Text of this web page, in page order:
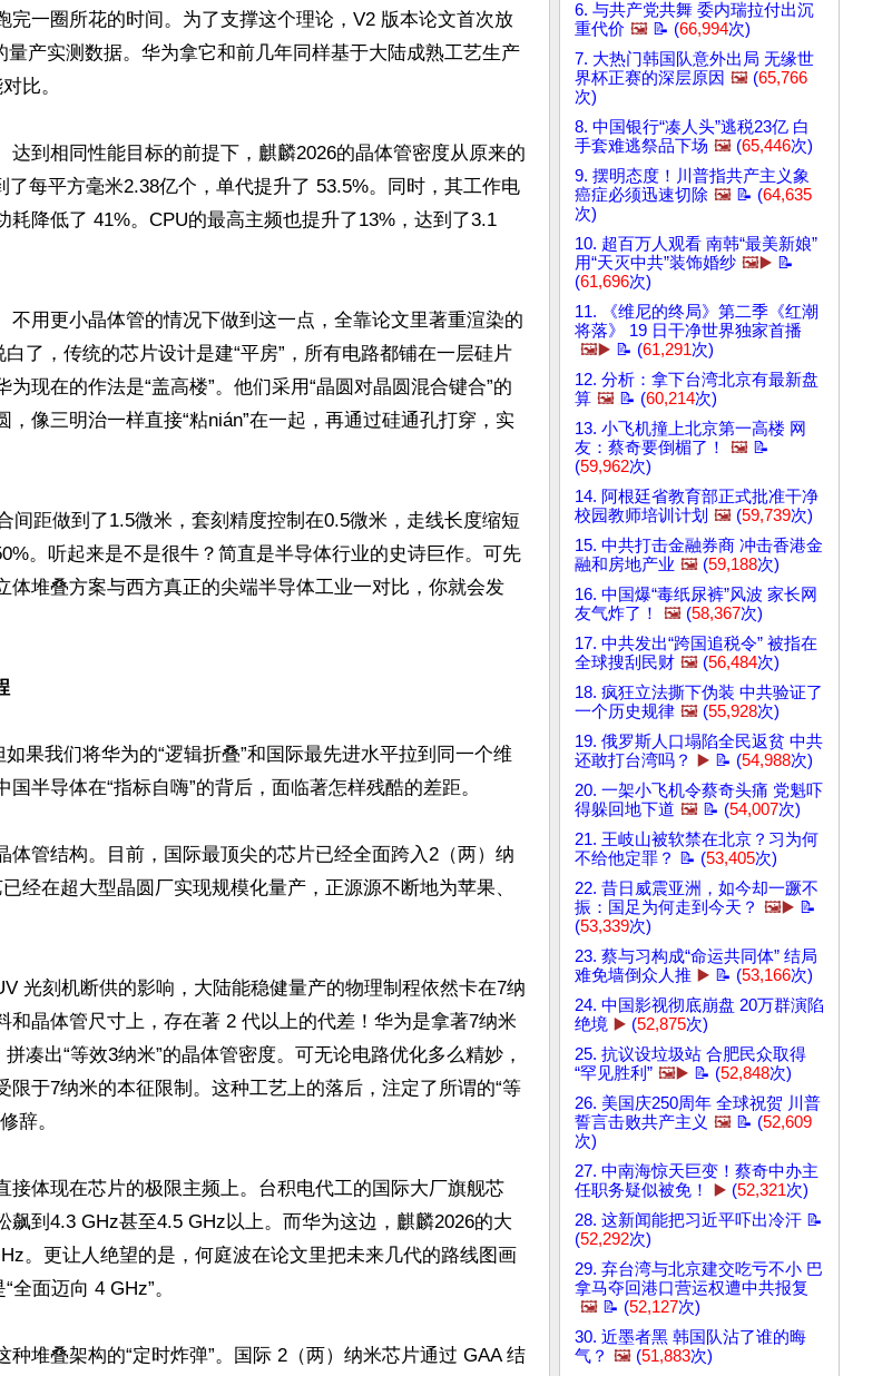
完一圈所花的时间。为了支撑这个理论，V2 版本论文首次放
量产实测数据。华为拿它和前几年同样基于大陆成熟工艺生产
比。
到相同性能目标的前提下，麒麟2026的晶体管密度从原来的
了每平方毫米2.38亿个，单代提升了 53.5%。同时，其工作电
耗降低了 41%。CPU的最高主频也提升了13%，达到了3.1
不用更小晶体管的情况下做到这一点，全靠论文里著重渲染的
了，传统的芯片设计是建“平房”，所有电路都铺在一层硅片
现在的作法是“盖高楼”。他们采用“晶圆对晶圆混合键合”的
，像三明治一样直接“粘nián”在一起，再通过硅通孔打穿，实
间距做到了1.5微米，套刻精度控制在0.5微米，走线长度缩短
。听起来是不是很牛？简直是半导体行业的史诗巨作。可先
体堆叠方案与西方真正的尖端半导体工业一对比，你就会发
果我们将华为的“逻辑折叠”和国际最先进水平拉到同一个维
半导体在“指标自嗨”的背后，面临著怎样残酷的差距。
体管结构。目前，国际最顶尖的芯片已经全面跨入2（两）纳
经在超大型晶圆厂实现规模化量产，正源源不断地为苹果、
光刻机断供的影响，大陆能稳健量产的物理制程依然卡在7纳
和晶体管尺寸上，存在著 2 代以上的代差！华为是拿著7纳米
凑出“等效3纳米”的晶体管密度。可无论电路优化多么精妙，
限于7纳米的本征限制。这种工艺上的落后，注定了所谓的“等
辞。
接体现在芯片的极限主频上。台积电代工的国际大厂旗舰芯
飙到4.3 GHz甚至4.5 GHz以上。而华为这边，麒麟2026的大
。更让人绝望的是，何庭波在论文里把未来几代的路线图画
面迈向 4 GHz”。
种堆叠架构的“定时炸弹”。国际 2（两）纳米芯片通过 GAA 结
6. 与共产党共舞 委内瑞拉付出沉
重代价 🖼️ 📝 (66,994次)
7. 大热门韩国队意外出局 无缘世
界杯正赛的深层原因 🖼️ (65,766
次)
8. 中国银行“凑人头”逃税23亿 白
手套难逃祭品下场 🖼️ (65,446次)
9. 摆明态度！川普指共产主义象
癌症必须迅速切除 🖼️ 📝 (64,635
次)
10. 超百万人观看 南韩“最美新娘”
用“天灭中共”装饰婚纱 🖼️▶️ 📝
(61,696次)
11. 《维尼的终局》第二季《红潮
将落》 19 日干净世界独家首播
🖼️▶️ 📝 (61,291次)
12. 分析：拿下台湾北京有最新盘
算 🖼️ 📝 (60,214次)
13. 小飞机撞上北京第一高楼 网
友：蔡奇要倒楣了！
🖼️ 📝
(59,962次)
14. 阿根廷省教育部正式批准干净
校园教师培训计划 🖼️ (59,739次)
15. 中共打击金融券商 冲击香港金
融和房地产业 🖼️ (59,188次)
16. 中国爆“毒纸尿裤”风波 家长网
友气炸了！
🖼️ (58,367次)
17. 中共发出“跨国追税令” 被指在
全球搜刮民财 🖼️ (56,484次)
18. 疯狂立法撕下伪装 中共验证了
一个历史规律 🖼️ (55,928次)
19. 俄罗斯人口塌陷全民返贫 中共
还敢打台湾吗？
▶️ 📝 (54,988次)
20. 一架小飞机令蔡奇头痛 党魁吓
得躲回地下道 🖼️ 📝 (54,007次)
21. 王岐山被软禁在北京？习为何
不给他定罪？ 📝 (53,405次)
22. 昔日威震亚洲，如今却一蹶不
振：国足为何走到今天？ 🖼️▶️ 📝
(53,339次)
23. 蔡与习构成“命运共同体” 结局
难免墙倒众人推 ▶️ 📝 (53,166次)
24. 中国影视彻底崩盘 20万群演陷
绝境 ▶️ (52,875次)
25. 抗议设垃圾站 合肥民众取得
“罕见胜利” 🖼️▶️ 📝 (52,848次)
26. 美国庆250周年 全球祝贺 川普
誓言击败共产主义 🖼️ 📝 (52,609
次)
27. 中南海惊天巨变！蔡奇中办主
任职务疑似被免！
▶️ (52,321次)
28. 这新闻能把习近平吓出冷汗 📝
(52,292次)
29. 弃台湾与北京建交吃亏不小 巴
拿马夺回港口营运权遭中共报复
🖼️ 📝 (52,127次)
30. 近墨者黑 韩国队沾了谁的晦
气？ 🖼️ (51,883次)